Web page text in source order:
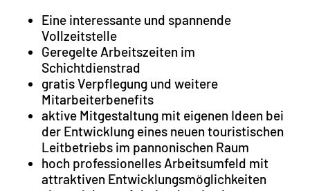
Eine interessante und spannende
Vollzeitstelle
Geregelte Arbeitszeiten im
Schichtdienstrad
gratis Verpflegung und weitere
Mitarbeiterbenefits
aktive Mitgestaltung mit eigenen Ideen bei
der Entwicklung eines neuen touristischen
Leitbetriebs im pannonischen Raum
hoch professionelles Arbeitsumfeld mit
attraktiven Entwicklungsmöglichkeiten